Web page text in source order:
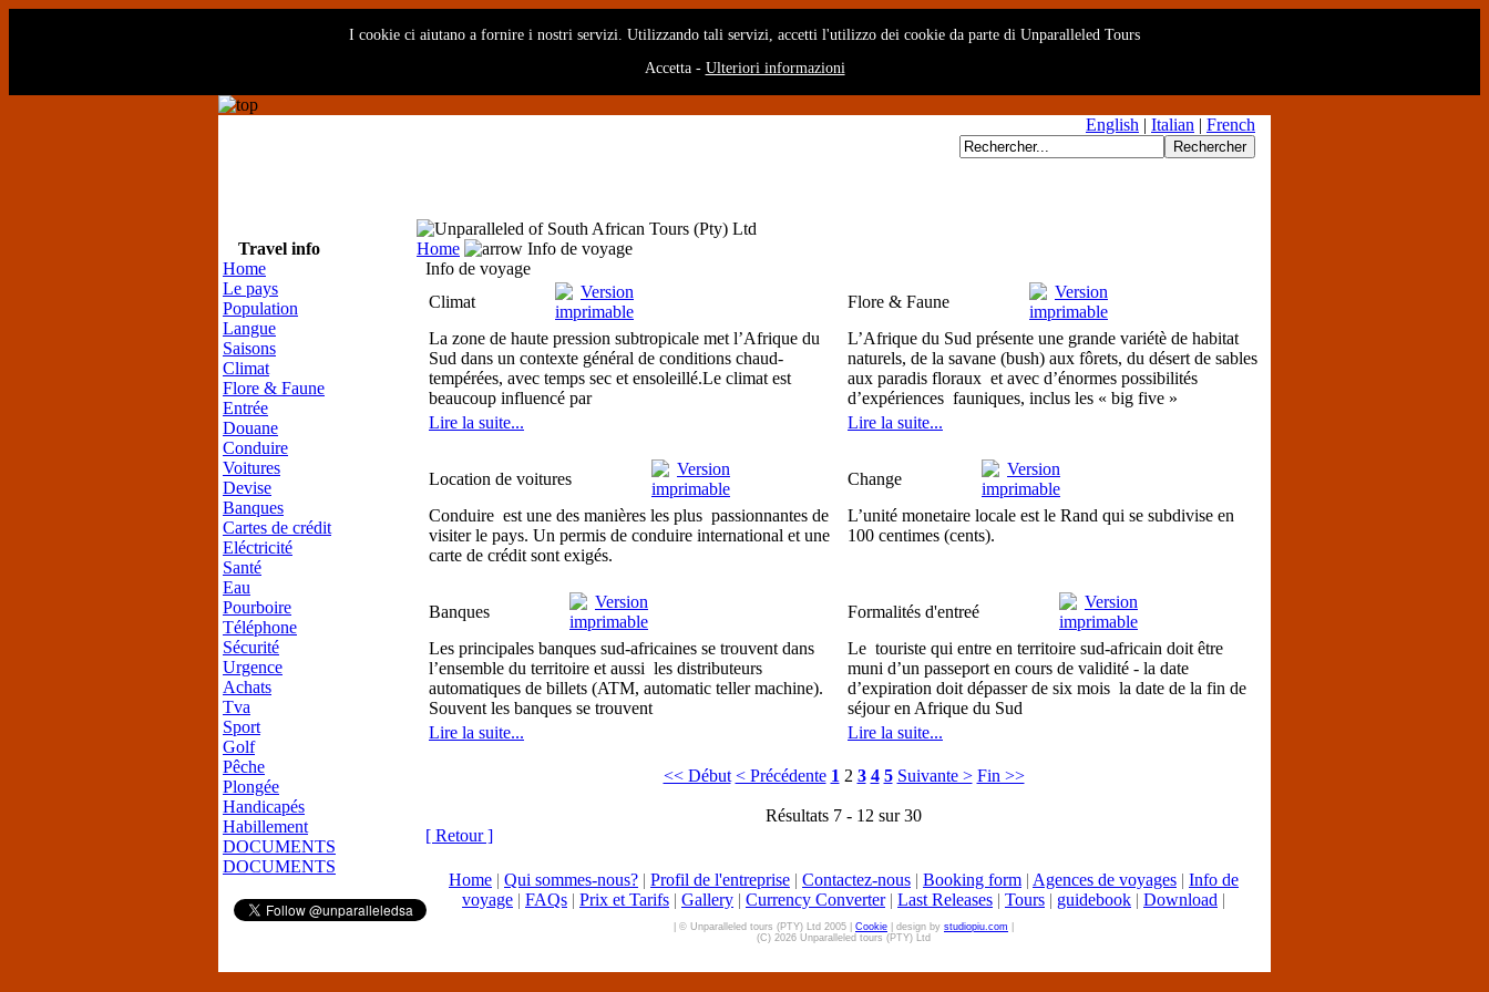
I cookie ci aiutano a fornire i nostri servizi. Utilizzando tali servizi, accetti l'utilizzo dei cookie da parte di Unparalleled Tours
Accetta- Ulteriori informazioni
English | Italian | French
Travel info
Home
Le pays
Population
Langue
Saisons
Climat
Flore & Faune
Entrée
Douane
Conduire
Voitures
Devise
Banques
Cartes de crédit
Eléctricité
Santé
Eau
Pourboire
Téléphone
Sécurité
Urgence
Achats
Tva
Sport
Golf
Pêche
Plongée
Handicapés
Habillement
DOCUMENTS
DOCUMENTS
Home
Info de voyage
Info de voyage
Climat
La zone de haute pression subtropicale met l’Afrique du
Sud dans un contexte général de conditions chaud-
tempérées, avec temps sec et ensoleillé.Le climat est
beaucoup influencé par
Lire la suite...
Flore & Faune
L’Afrique du Sud présente une grande variétè de habitat
naturels, de la savane (bush) aux fôrets, du désert de sables
aux paradis floraux et avec d’énormes possibilités
d’expériences fauniques, inclus les « big five »
Lire la suite...
Location de voitures
Conduire est une des manières les plus passionnantes de
visiter le pays. Un permis de conduire international et une
carte de crédit sont exigés.
Change
L’unité monetaire locale est le Rand qui se subdivise en
100 centimes (cents).
Banques
Les principales banques sud-africaines se trouvent dans
l’ensemble du territoire et aussi les distributeurs
automatiques de billets (ATM, automatic teller machine).
Souvent les banques se trouvent
Lire la suite...
Formalités d'entreé
Le touriste qui entre en territoire sud-africain doit être
muni d’un passeport en cours de validité - la date
d’expiration doit dépasser de six mois la date de la fin de
séjour en Afrique du Sud
Lire la suite...
<< Début < Précédente 1 2 3 4 5 Suivante > Fin >>
Résultats 7 - 12 sur 30
[ Retour ]
Home | Qui sommes-nous? | Profil de l'entreprise | Contactez-nous | Booking form | Agences de voyages | Info de
voyage | FAQs | Prix et Tarifs | Gallery | Currency Converter| Last Releases | Tours | guidebook | Download |
| © Unparalleled tours (PTY) Ltd 2005 | Cookie | design by studiopiu.com
(C) 2026 Unparalleled tours (PTY) Ltd